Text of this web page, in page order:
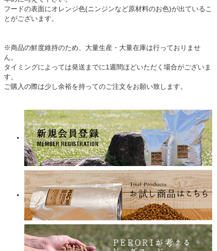
フードの表面にオレンジ色(ニンジンなど原材料のお色)が出ているこ
とがございます。
※商品の鮮度維持のため、大量生産・大量在庫は行っておりませ
ん。
タイミングによっては発送までに1週間ほどいただく場合がございま
す。
ご購入の際は少し余裕を持ってのご注文をお願い致します。